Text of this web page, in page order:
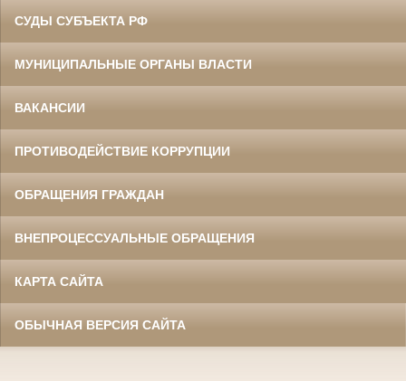
СУДЫ СУБЪЕКТА РФ
МУНИЦИПАЛЬНЫЕ ОРГАНЫ ВЛАСТИ
ВАКАНСИИ
ПРОТИВОДЕЙСТВИЕ КОРРУПЦИИ
ОБРАЩЕНИЯ ГРАЖДАН
ВНЕПРОЦЕССУАЛЬНЫЕ ОБРАЩЕНИЯ
КАРТА САЙТА
ОБЫЧНАЯ ВЕРСИЯ САЙТА